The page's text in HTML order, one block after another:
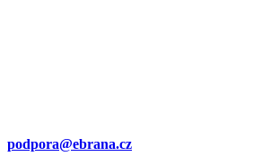
podpora@ebrana.cz